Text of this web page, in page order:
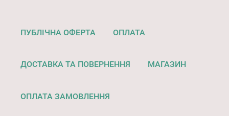
ПУБЛІЧНА ОФЕРТА ОПЛАТА
ДОСТАВКА ТА ПОВЕРНЕННЯ МАГАЗИН
ОПЛАТА ЗАМОВЛЕННЯ